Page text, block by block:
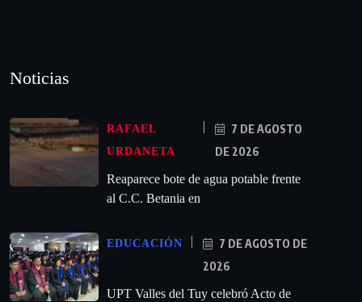
Noticias
RAFAEL
URDANETA
7 DE AGOSTO
DE 2026
Reaparece bote de agua potable frente
al C.C. Betania en
EDUCACIÓN
7 DE AGOSTO DE
2026
UPT Valles del Tuy celebró Acto de